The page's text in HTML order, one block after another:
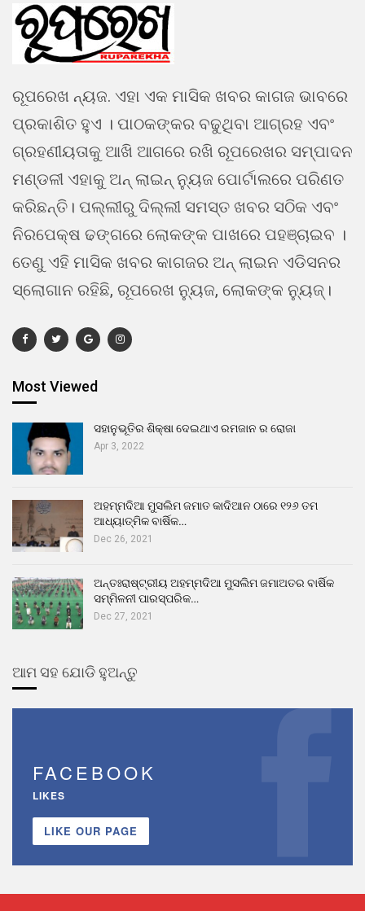
ରୂପରେଖ ନ୍ୟଜ. ଏହା ଏକ ମାସିକ ଖବର କାଗଜ ଭାବରେ
ପ୍ରକାଶିତ ହୁଏ । ପାଠକଙ୍କର ବଢୁଥିବା ଆଗ୍ରହ ଏବଂ
ଗ୍ରହଣୀୟତାକୁ ଆଖି ଆଗରେ ରଖି ରୂପରେଖର ସମ୍ପାଦନ
ମଣ୍ଡଳୀ ଏହାକୁ ଅନ୍ ଲାଇନ୍ ନ୍ୟୁଜ ପୋର୍ଟାଲରେ ପରିଣତ
କରିଛନ୍ତି। ପଲ୍ଲୀରୁ ଦିଲ୍ଲୀ ସମସ୍ତ ଖବର ସଠିକ ଏବଂ
ନିରପେକ୍ଷ ଢଙ୍ଗରେ ଲୋକଙ୍କ ପାଖରେ ପହଞ୍ଚାଇବ ।
ତେଣୁ ଏହି ମାସିକ ଖବର କାଗଜର ଅନ୍ ଲାଇନ ଏଡିସନର
ସ୍ଲୋଗାନ ରହିଛି, ରୂପରେଖ ନ୍ୟୁଜ, ଲୋକଙ୍କ ନ୍ୟୁଜ୍।
Most Viewed
ସହାନୁଭୂତିର ଶିକ୍ଷା ଦେଇଥାଏ ରମଜାନ ର ରୋଜା
Apr 3, 2022
ଅହମ୍ମଦିଆ ମୁସଲିମ ଜମାତ କାଦିଆନ ଠାରେ ୧୨୬ ତମ
ଆଧ୍ୟାତ୍ମିକ ବାର୍ଷିକ…
Dec 26, 2021
ଅନ୍ତଃରାଷ୍ଟ୍ରୀୟ ଅହମ୍ମଦିଆ ମୁସଲିମ ଜମାଅତର ବାର୍ଷିକ
ସମ୍ମିଳନୀ ପାରସ୍ପରିକ…
Dec 27, 2021
ଆମ ସହ ଯୋଡି ହୁଅନ୍ତୁ
FACEBOOK
LIKES
LIKE OUR PAGE